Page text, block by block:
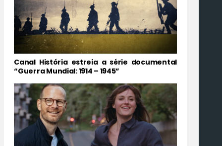
Canal História estreia a série documental
“Guerra Mundial: 1914 – 1945”